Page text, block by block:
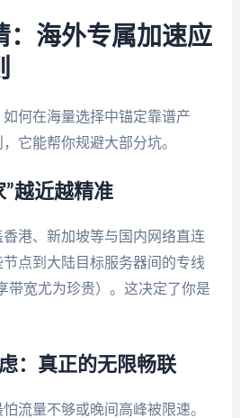
：海外专属加速应
何在海量选择中锚定靠谱产
它能帮你规避大部分坑。
”越近越精准
港、新加坡等与国内网络直连
点到大陆目标服务器间的专线
带宽尤为珍贵）。这决定了你是
：真正的无限畅联
流量不够或晚间高峰被限速。